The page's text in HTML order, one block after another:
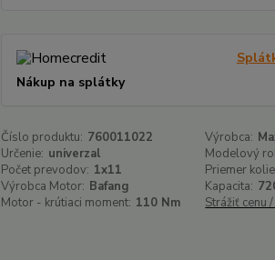
Nákup na splátky
Číslo produktu: 760011022 Výrobca:
Určenie: univerzal Modelový
Počet prevodov: 1x11 Priemer
Výrobca Motor: Bafang Kapacita:
Motor - krútiaci moment: 110 Nm Strážiť cenu